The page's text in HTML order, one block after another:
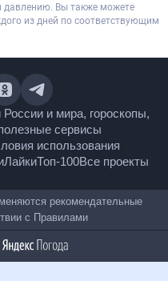
давлению. Вы также можете
из дней по соответствующим
России и мира,
полезные сервисы
использования
ЛайкиТоп-100
применяются
соответствии сПравилами